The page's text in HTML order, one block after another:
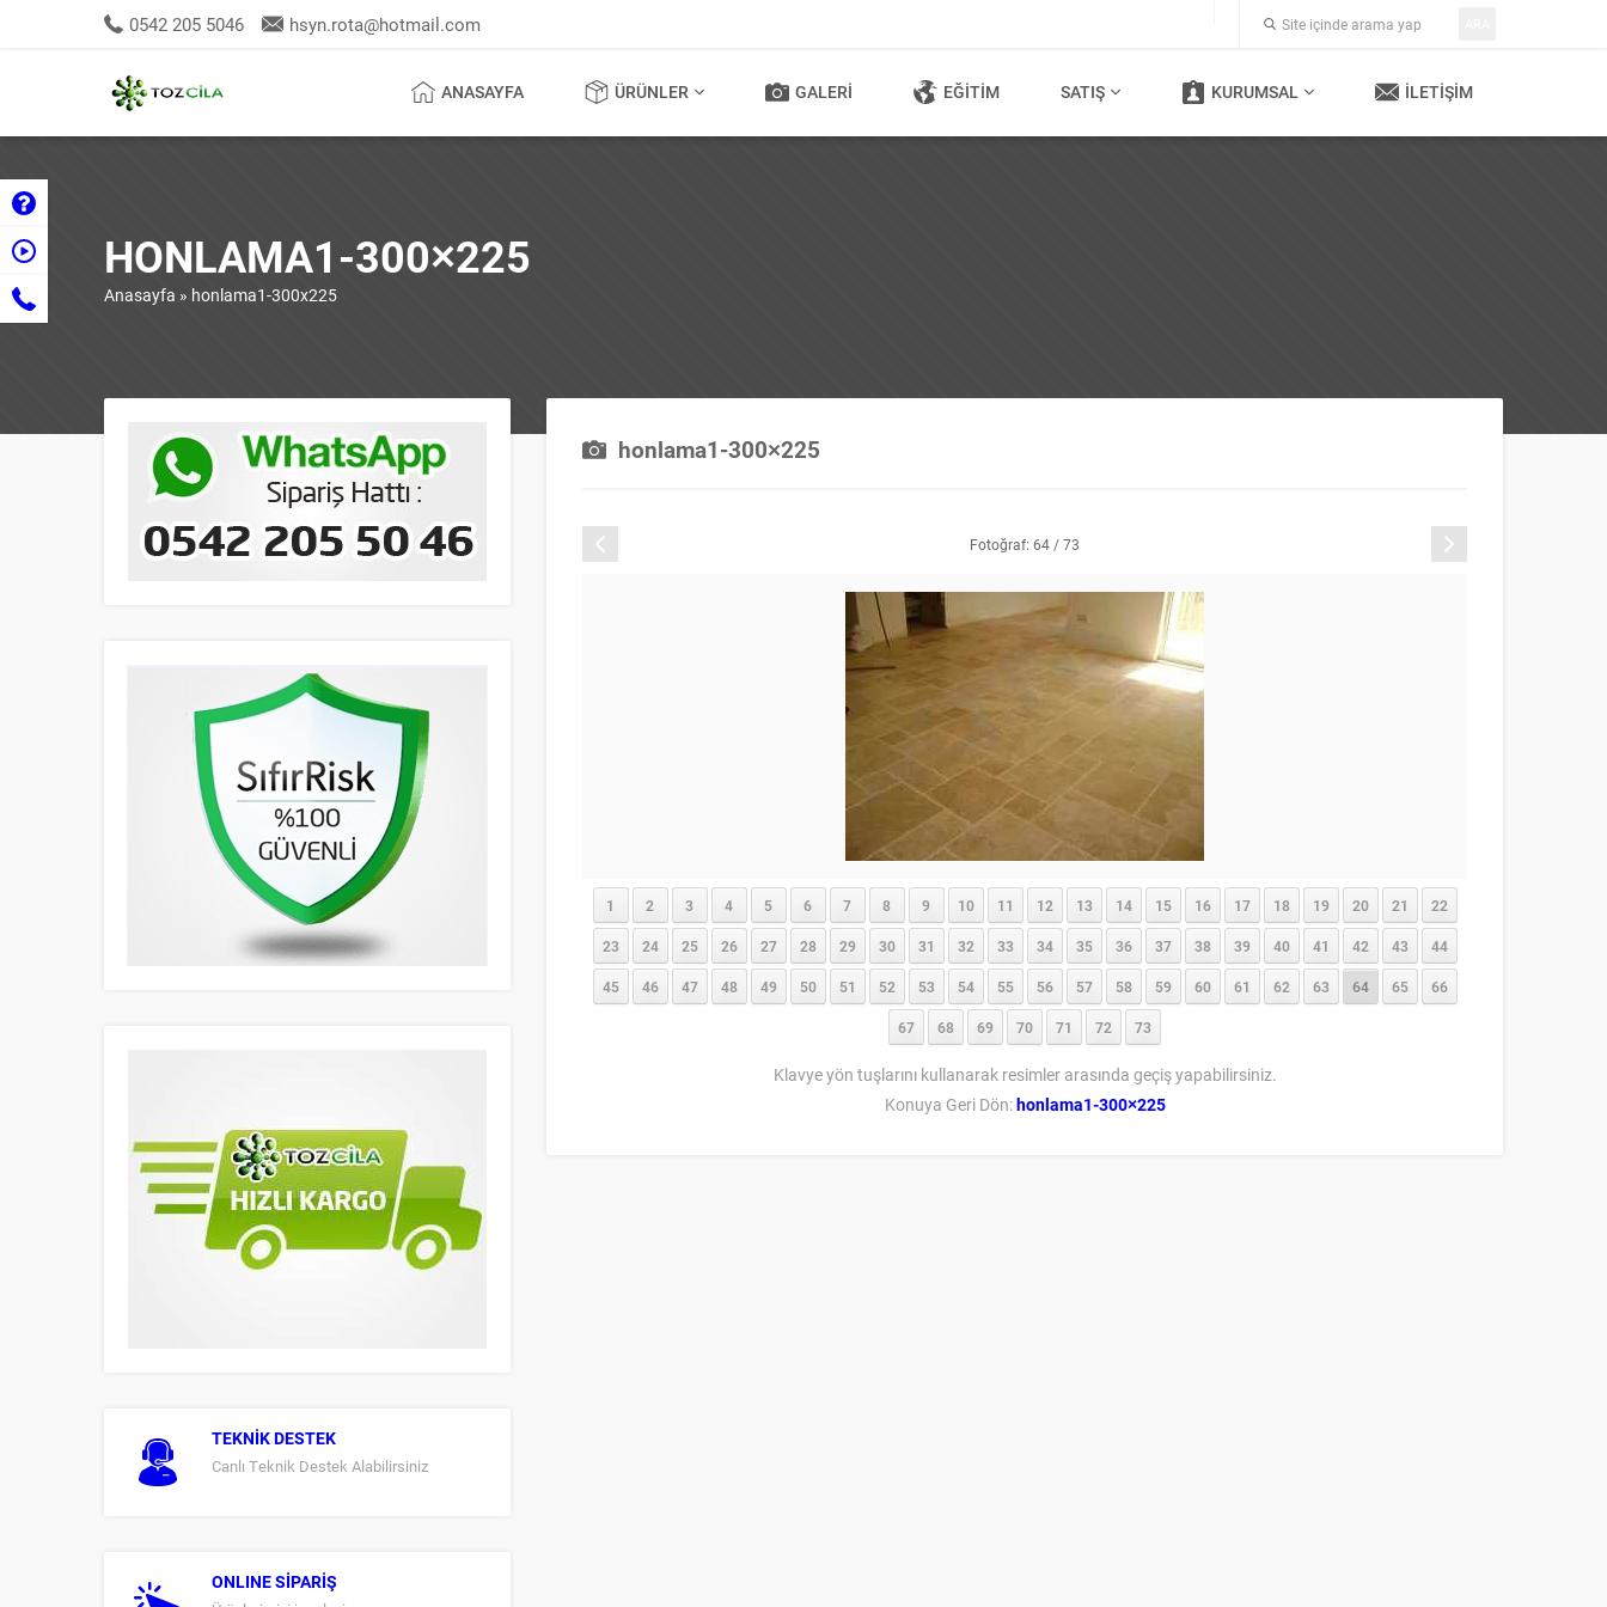
0542 205 5046 hsyn.rota@hotmail.com
ANASAYFA ÜRÜNLER GALERI EĞITIM SATIŞ KURUMSAL İLETIŞIM
HONLAMA1-300×225
Anasayfa » honlama1-300x225
honlama1-300×225
Fotoğraf: 64 / 73
1 2 3 4 5 6 7 8 9 10 11 12 13 14 15 16 17 18 19 20 21 22
23 24 25 26 27 28 29 30 31 32 33 34 35 36 37 38 39 40 41 42 43 44
45 46 47 48 49 50 51 52 53 54 55 56 57 58 59 60 61 62 63 64 65 66
67 68 69 70 71 72 73
Klavye yön tuşlarını kullanarak resimler arasında geçiş yapabilirsiniz.
Konuya Geri Dön:honlama1-300×225
TEKNİK DESTEK
Canlı Teknik Destek Alabilirsiniz
ONLINE SİPARİŞ